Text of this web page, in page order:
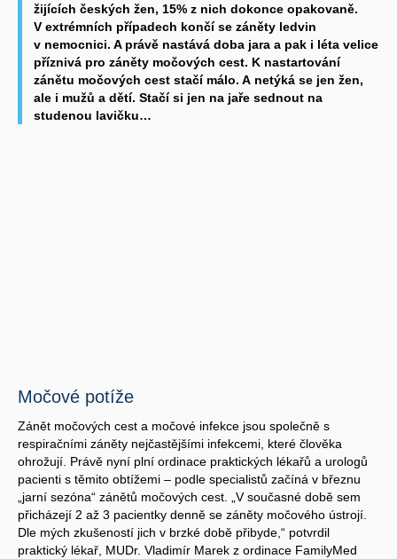
žijících českých žen, 15% z nich dokonce opakovaně.
V extrémních případech končí se záněty ledvin
v nemocnici. A právě nastává doba jara a pak i léta velice
příznivá pro záněty močových cest. K nastartování
zánětu močových cest stačí málo. A netýká se jen žen,
ale i mužů a dětí. Stačí si jen na jaře sednout na
studenou lavičku…
Močové potíže
Zánět močových cest a močové infekce jsou společně s
respiračními záněty nejčastějšími infekcemi, které člověka
ohrožují. Právě nyní plní ordinace praktických lékařů a urologů
pacienti s těmito obtížemi – podle specialistů začíná v březnu
„jarní sezóna“ zánětů močových cest. „V současné době sem
přicházejí 2 až 3 pacientky denně se záněty močového ústrojí.
Dle mých zkušeností jich v brzké době přibyde,“ potvrdil
praktický lékař, MUDr. Vladimír Marek z ordinace FamilyMed